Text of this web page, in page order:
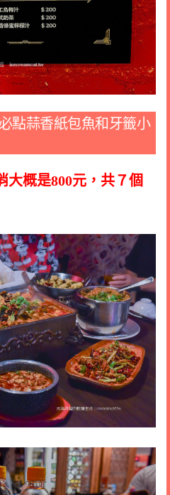
點蒜香紙包魚和 牙籤小
大概是800元，共７個